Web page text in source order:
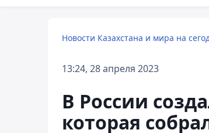
Новости Казахстана и мира на
13:24, 28 апреля 2023
В России
которая